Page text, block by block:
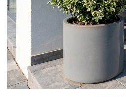
Bulbi de Echinacea
Bulbi de Frezie
Bulbi de Fritillaria
Bulbi de Gaillardia (Kokarda)
Bulbi de Gladiole
Bulbi de Irisi - Stanjenel
Bulbi de Lalele
Păr - Pyrus communis
Smochini - Ficus carica
Viță de Vie - Vitis
Zmeur - Rubus